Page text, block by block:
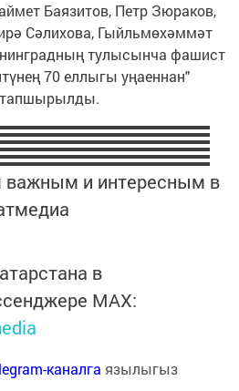
Баязитов, Петр Зюраков,
Сәлихова, Гыйльмөхәммәт
тулысынча фашист
70 еллыгы уңаеннан"
тапшырылды.
важным и интересным в
в
MАХ:
каналга язылыгыз